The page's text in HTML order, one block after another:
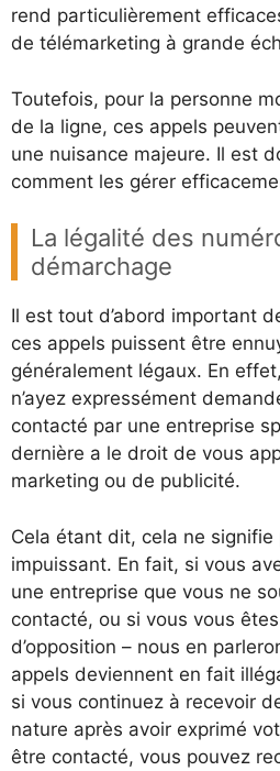
rend particulièrement
de télémarketing à grande
Toutefois, pour la personne
de la ligne, ces appels
une nuisance majeure. Il est
comment les gérer
La légalité des
démarchage
Il est tout d’abord important
ces appels puissent être
généralement légaux. En
n’ayez expressément
contacté par une entreprise
dernière a le droit de vous
marketing ou de publicité.
Cela étant dit, cela ne signifie
impuissant. En fait, si vous
une entreprise que vous ne
contacté, ou si vous vous
d’opposition – nous en
appels deviennent en fait
si vous continuez à recevoir
nature après avoir exprimé
être contacté, vous pouvez